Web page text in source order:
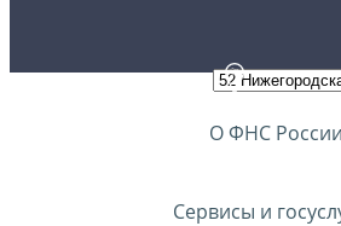
О ФНС России
Сервисы и